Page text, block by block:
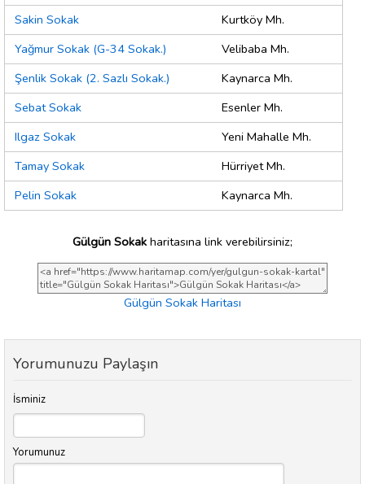
Sakin Sokak
Kurtköy Mh.
Yağmur Sokak (G-34 Sokak.)
Velibaba Mh.
Şenlik Sokak (2. Sazlı Sokak.)
Kaynarca Mh.
Sebat Sokak
Esenler Mh.
Ilgaz Sokak
Yeni Mahalle Mh.
Tamay Sokak
Hürriyet Mh.
Pelin Sokak
Kaynarca Mh.
Gülgün Sokak haritasına link verebilirsiniz;
Gülgün Sokak Haritası
Yorumunuzu Paylaşın
İsminiz
Yorumunuz